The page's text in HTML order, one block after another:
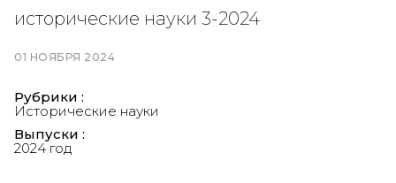
исторические науки 3-2024
01 НОЯБРЯ 2024
Рубрики :
Исторические науки
Выпуски :
2024 год